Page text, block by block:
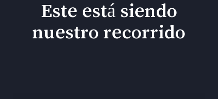
Este está siendo
nuestro recorrido